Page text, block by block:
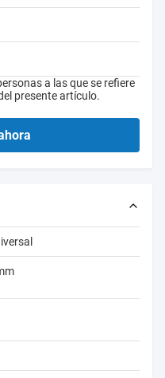
a las que se refiere
presente artículo.